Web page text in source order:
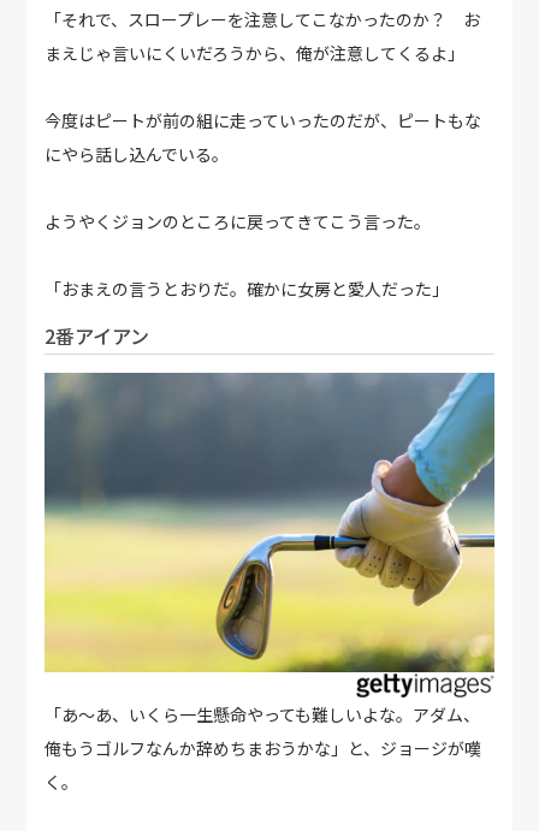
「それで、スロープレーを注意してこなかったのか？ お
まえじゃ言いにくいだろうから、俺が注意してくるよ」
今度はピートが前の組に走っていったのだが、ピートもな
にやら話し込んでいる。
ようやくジョンのところに戻ってきてこう言った。
「おまえの言うとおりだ。確かに女房と愛人だった」
2番アイアン
「あ～あ、いくら一生懸命やっても難しいよな。アダム、
俺もうゴルフなんか辞めちまおうかな」と、ジョージが嘆
く。